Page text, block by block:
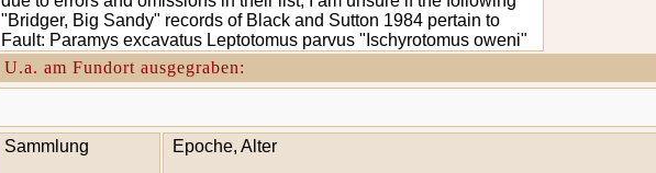
"Bridger, Big Sandy" records of Black and Sutton 1984 pertain to
Fault: Paramys excavatus Leptotomus parvus "Ischyrotomus oweni"
U.a. am Fundort ausgegraben:
Sammlung Epoche, Alter